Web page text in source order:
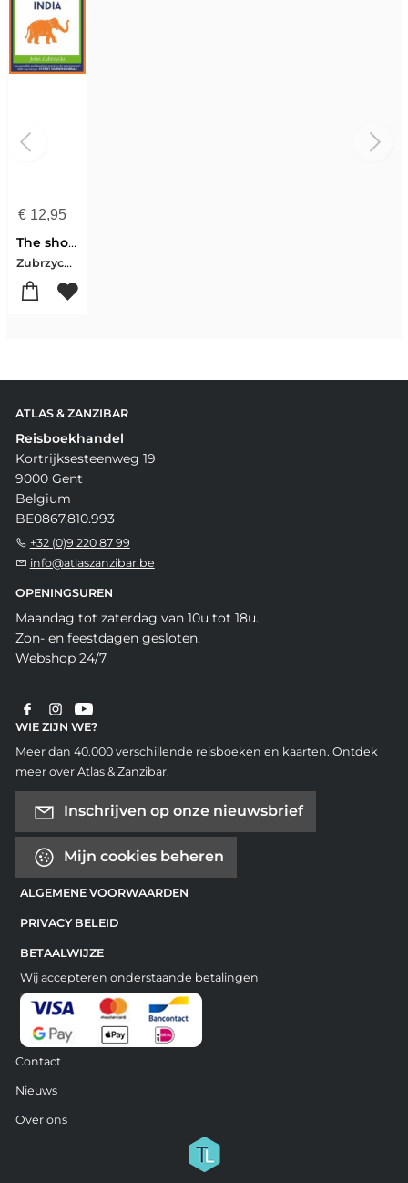
€12,95
The shortest history of india
Zubrzycki John
ATLAS & ZANZIBAR
Reisboekhandel
Kortrijksesteenweg 19
9000 Gent
Belgium
BE0867.810.993
+32 (0)9 220 87 99
info@atlaszanzibar.be
OPENINGSUREN
Maandag tot zaterdag van 10u tot 18u.
Zon- en feestdagen gesloten.
Webshop 24/7
WIE ZIJN WE?
Meer dan 40.000 verschillende reisboeken en kaarten. Ontdek
meer over Atlas & Zanzibar.
Inschrijven op onze nieuwsbrief
Mijn cookies beheren
ALGEMENE VOORWAARDEN
PRIVACY BELEID
BETAALWIJZE
Wij accepteren onderstaande betalingen
Contact
Nieuws
Over ons